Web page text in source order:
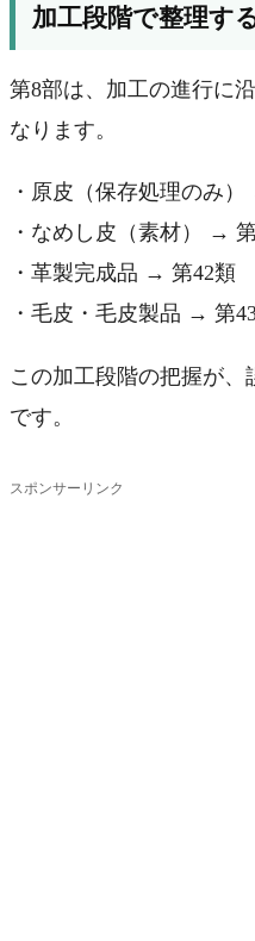
加工段階で整理す
第8部は、加工の進行に
なります。
・原皮（保存処理のみ
・なめし皮（素材） →
・革製完成品 → 第42類
・毛皮・毛皮製品 → 第
この加工段階の把握が
です。
スポンサーリンク